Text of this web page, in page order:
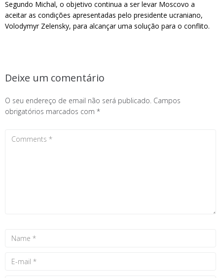
Segundo Michal, o objetivo continua a ser levar Moscovo a
aceitar as condições apresentadas pelo presidente ucraniano,
Volodymyr Zelensky, para alcançar uma solução para o conflito.
Deixe um comentário
O seu endereço de email não será publicado. Campos
obrigatórios marcados com *